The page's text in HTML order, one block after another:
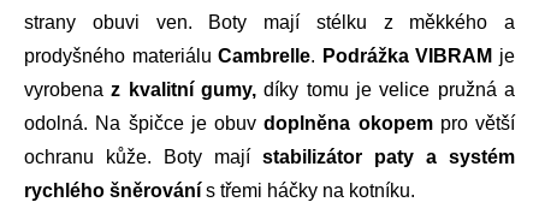
strany obuvi ven. Boty mají stélku z měkkého a
prodyšného materiáluCambrelle. Podrážka VIBRAM je
vyrobenaz kvalitní gumy,díky tomu je velice pružná a
odolná. Na špičce je obuvdoplněna okopem pro větší
ochranu kůže. Boty mají stabilizátor paty a systém
rychlého šněrování s třemi háčky na kotníku.